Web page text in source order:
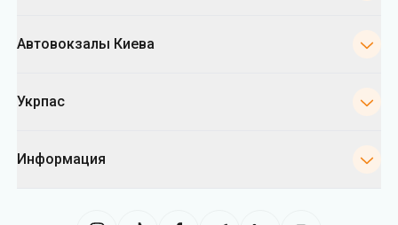
Автовокзалы Киева
Укрпас
Информация